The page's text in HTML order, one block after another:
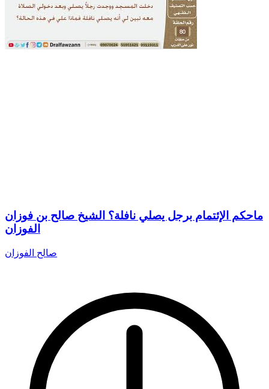
ماحكم الإئتمام برجل يصلي نافلة؟ الشيخ صالح بن فوزان
الفوزان
صالح الفوزان